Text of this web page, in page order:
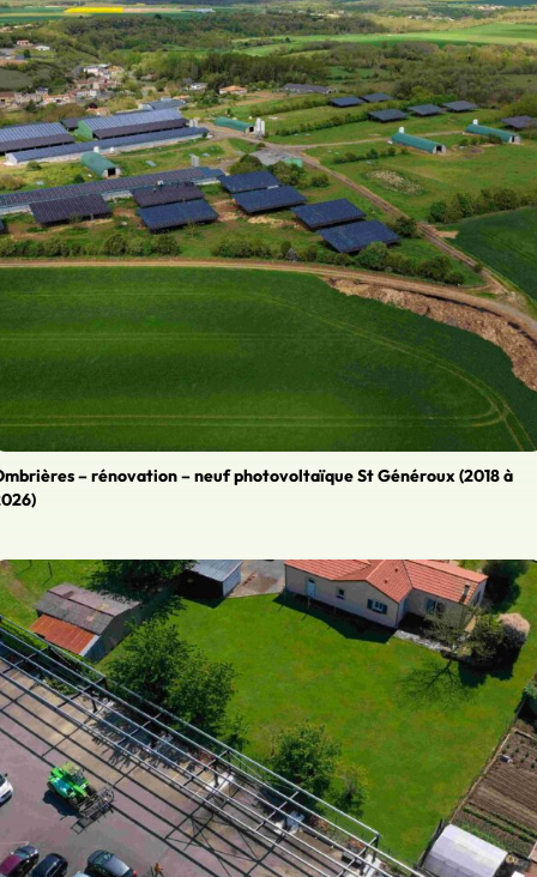
– rénovation – neuf photovoltaïque St Généroux (2018 à